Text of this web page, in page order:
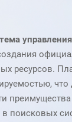
ресурсов.
преимущества
поисковых